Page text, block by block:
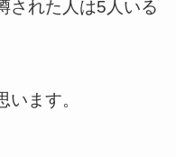
された人は5人いる
ます。